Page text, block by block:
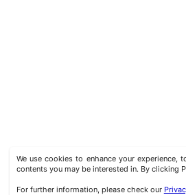
We use cookies to enhance your experience,
contents you may be interested in. By clicking
For further information, please check our